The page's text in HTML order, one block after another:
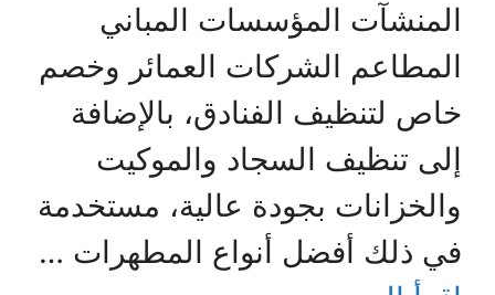
المنشآت المؤسسات المباني
المطاعم الشركات العمائر وخصم
خاص لتنظيف الفنادق، بالإضافة
إلى تنظيف السجاد والموكيت
والخزانات بجودة عالية، مستخدمة
في ذلك أفضل أنواع المطهرات …